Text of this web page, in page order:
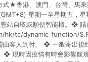
★香港、澳門、台灣、馬
星期一至星期五
站自取或順便智能櫃。❖
hk/tc/dynamic_function/
客人到付。 ❖ 一般寄出後
現時因疫情有時會影響航